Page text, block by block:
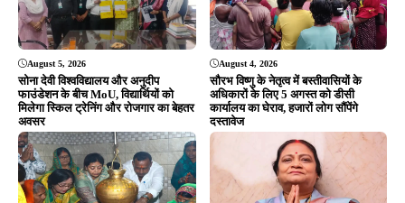
August 5, 2026
सोना देवी विश्वविद्यालय और अनुदीप
फाउंडेशन के बीच MoU, विद्यार्थियों को
मिलेगा स्किल ट्रेनिंग और रोजगार का बेहतर
अवसर
August 4, 2026
सौरभ विष्णु के नेतृत्व में बस्तीवासियों के
अधिकारों के लिए 5 अगस्त को डीसी
कार्यालय का घेराव, हजारों लोग सौंपेंगे
दस्तावेज